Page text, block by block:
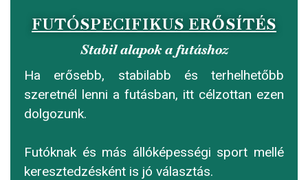
FUTÓSPECIFIKUS ERŐSÍTÉS
Stabil alapok a futáshoz
Ha erősebb, stabilabb és terhelhetőbb
szeretnél lenni a futásban, itt célzottan ezen
dolgozunk.
Futóknak és más állóképességi sport mellé
keresztedzésként is jó választás.